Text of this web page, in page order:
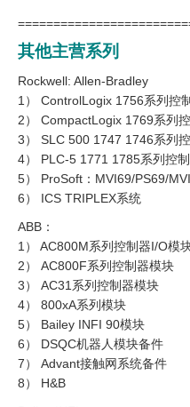
其他主营系列
Rockwell: Allen-Bradley
1） ControlLogix 1756系列控
2） CompactLogix 1769系列
3） SLC 500 1747 1746系列
4） PLC-5 1771 1785系列控制
5） ProSoft：MVI69/PS69/
6） ICS TRIPLEX系统
ABB：
1） AC800M系列控制器I/O模
2） AC800F系列控制器模块
3） AC31系列控制器模块
4） 800xA系列模块
5） Bailey INFI 90模块
6） DSQC机器人模块备件
7） Advant接触网系统备件
8） H&B